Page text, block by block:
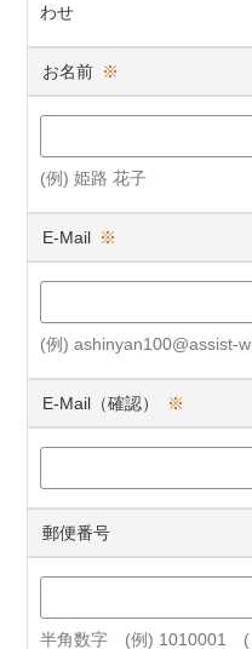
わせ
お名前 ※
(例) 姫路 花子
E-Mail ※
(例) ashinyan100@assist-
E-Mail（確認） ※
郵便番号
半角数字 (例) 1010001